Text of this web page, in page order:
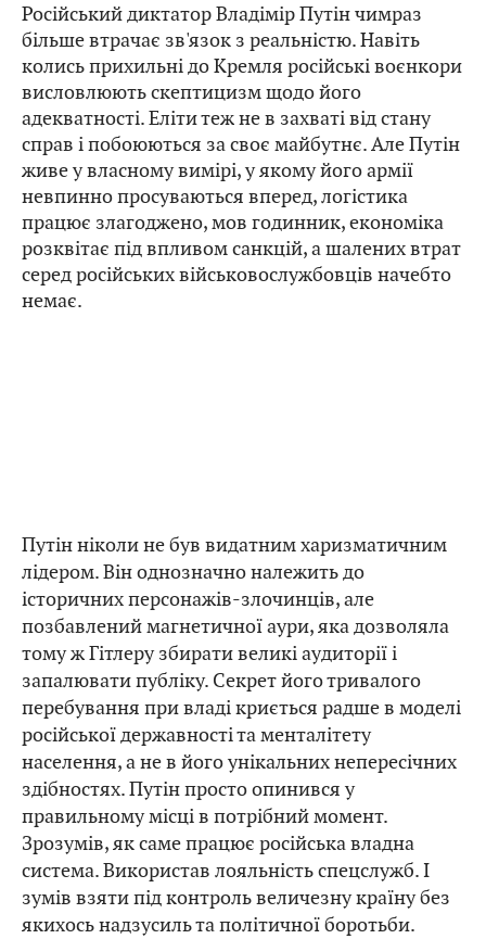
Російський диктатор Владімір Путін чимраз
більше втрачає зв'язок з реальністю. Навіть
колись прихильні до Кремля російські воєнкори
висловлюють скептицизм щодо його
адекватності. Еліти теж не в захваті від стану
справ і побоюються за своє майбутнє. Але Путін
живе у власному вимірі, у якому його армії
невпинно просуваються вперед, логістика
працює злагоджено, мов годинник, економіка
розквітає під впливом санкцій, а шалених втрат
серед російських військовослужбовців начебто
немає.
Путін ніколи не був видатним харизматичним
лідером. Він однозначно належить до
історичних персонажів-злочинців, але
позбавлений магнетичної аури, яка дозволяла
тому ж Гітлеру збирати великі аудиторії і
запалювати публіку. Секрет його тривалого
перебування при владі криється радше в моделі
російської державності та менталітету
населення, а не в його унікальних непересічних
здібностях. Путін просто опинився у
правильному місці в потрібний момент.
Зрозумів, як саме працює російська владна
система. Використав лояльність спецслужб. І
зумів взяти під контроль величезну країну без
якихось надзусиль та політичної боротьби.